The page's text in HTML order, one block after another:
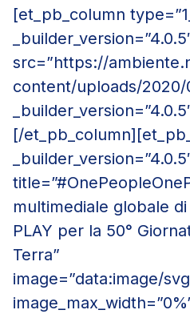
[et_pb_column
src=”https://
content/uploads/2020/
[/
multimediale globale di
PLAY per la 50°
Terra”
image=”data:image/